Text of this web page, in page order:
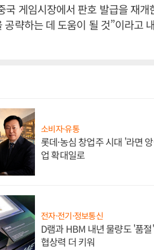
국 게임시장에서 판호 발급을 재
략하는 데 도움이 될 것”이라고
소비자·유통
롯데·농심 창업주 시대 '라면
업 확대일로
전자·전기·정보통신
D램과 HBM 내년 물량도 '품
협상력 더 키워